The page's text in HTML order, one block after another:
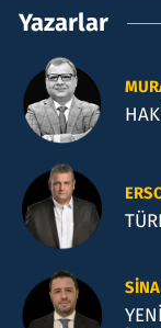
Yazarlar